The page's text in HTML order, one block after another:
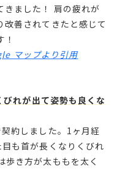
きました！ 肩の疲れが
改善されてきたと感じて
マップより引用
が出て姿勢も良くな
約しました。1ヶ月経
も首が長くなりくびれ
歩き方が太ももを太く